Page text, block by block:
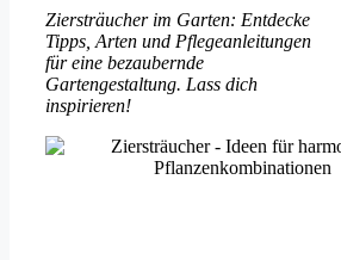
Ziersträucher im Garten: Entdecke
Tipps, Arten und Pflegeanleitungen
für eine bezaubernde
Gartengestaltung. Lass dich
inspirieren!